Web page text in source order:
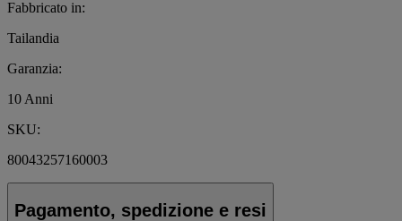
Fabbricato in:
Tailandia
Garanzia:
10 Anni
SKU:
80043257160003
Pagamento, spedizione e resi